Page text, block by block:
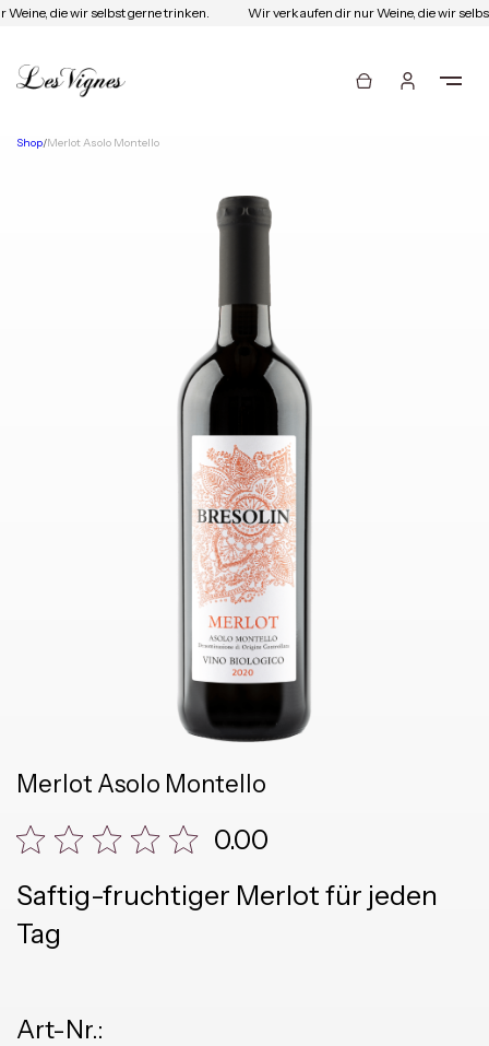
die wir selbst gerne trinken. Wir verkaufen dir nur Weine, die wir
Shop/Merlot Asolo Montello
Merlot Asolo Montello
0.00
Saftig-fruchtiger Merlot für jeden
Tag
Art-Nr.: